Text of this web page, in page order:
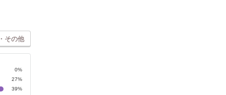
その他
0%
27%
39%